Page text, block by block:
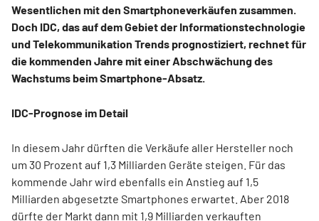
Wesentlichen mit den Smartphoneverkäufen zusammen.
Doch IDC, das auf dem Gebiet der Informationstechnologie
und Telekommunikation Trends prognostiziert, rechnet für
die kommenden Jahre mit einer Abschwächung des
Wachstums beim Smartphone-Absatz.
IDC-Prognose im Detail
In diesem Jahr dürften die Verkäufe aller Hersteller noch
um 30 Prozent auf 1,3 Milliarden Geräte steigen. Für das
kommende Jahr wird ebenfalls ein Anstieg auf 1,5
Milliarden abgesetzte Smartphones erwartet. Aber 2018
dürfte der Markt dann mit 1,9 Milliarden verkauften